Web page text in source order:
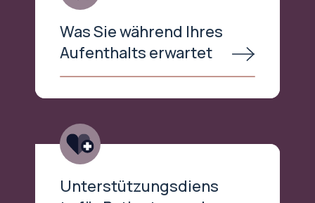
Was Sie während Ihres
Aufenthalts erwartet
Unterstützungsdiens